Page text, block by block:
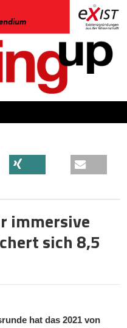
immersive
sich 8,5
hat das 2021 von